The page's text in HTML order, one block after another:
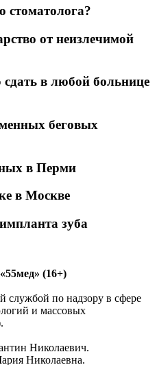
стоматолога?
от неизлечимой
в любой больнице
беговых
в Перми
в Москве
зуба
(16+)
службой по надзору в сфере
и массовых
Николаевич.
Николаевна.